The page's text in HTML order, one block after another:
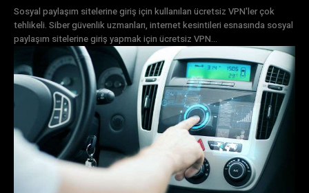
Sosyal paylaşım sitelerine giriş için kullanılan ücretsiz VPN'ler çok
tehlikeli. Siber güvenlik uzmanları, internet kesintileri esnasında sosyal
paylaşım sitelerine giriş yapmak için ücretsiz VPN...